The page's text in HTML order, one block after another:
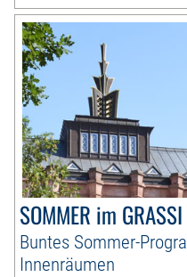
SOMMER im GRASSI
Buntes Sommer-
Innenräumen